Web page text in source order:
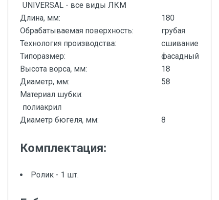
UNIVERSAL - все виды ЛКМ
Длина, мм:
180
Обрабатываемая поверхность:
грубая
Технология производства:
сшивание
Типоразмер:
фасадный
Высота ворса, мм:
18
Диаметр, мм:
58
Материал шубки:
полиакрил
Диаметр бюгеля, мм:
8
Комплектация:
Ролик - 1 шт.